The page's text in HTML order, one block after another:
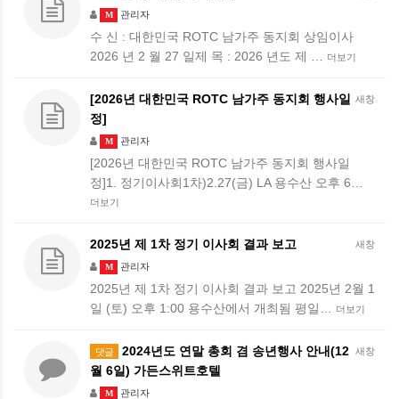
M 관리자
수 신 : 대한민국 ROTC 남가주 동지회 상임이사
2026 년 2 월 27 일제 목 : 2026 년도 제 …
더보기
새창
[2026년 대한민국 ROTC 남가주 동지회 행사일
정]
M 관리자
[2026년 대한민국 ROTC 남가주 동지회 행사일
정]1. 정기이사회1차)2.27(금) LA 용수산 오후 6…
더보기
새창
2025년 제 1차 정기 이사회 결과 보고
M 관리자
2025년 제 1차 정기 이사회 결과 보고 2025년 2월 1
일 (토) 오후 1:00 용수산에서 개최됨 평일…
더보기
새창
댓글
2024년도 연말 총회 겸 송년행사 안내(12
월 6일) 가든스위트호텔
M 관리자